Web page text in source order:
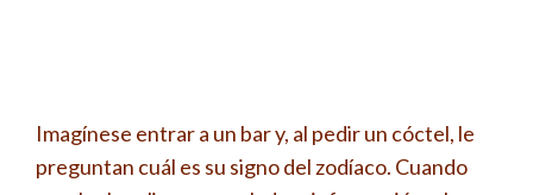
Imagínese entrar a un bar y, al pedir un cóctel, le
preguntan cuál es su signo del zodíaco. Cuando